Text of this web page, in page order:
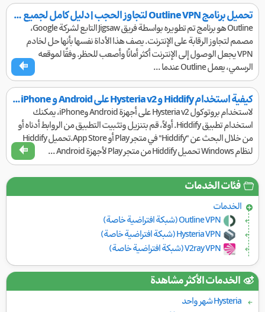
تحميل برنامج Outline VPN لتجاوز الحجب | دليل كامل لجميع الأنظمة
Outline هو برنامج تم تطويره بواسطة فريق Jigsaw التابع لشركة Google،
مصمم لتجاوز الرقابة على الإنترنت. يصف هذا الأداة نفسها بأنها حل لخادم
VPN يجعل الوصول إلى الإنترنت أكثر أمانًا وأصعب للحظر. وفقًا لموقعه
الرسمي، يعمل Outline عندما ...
كيفية استخدام Hiddify و Hysteria v2 على Android و iPhone | دليل شامل من NetShekan
لاستخدام بروتوكول Hysteria v2 على أجهزة Android وiPhone، يمكنك
استخدام تطبيق Hiddify. أولاً، قم بتنزيل وتثبيت التطبيق من الروابط أدناه أو
من خلال البحث عن "Hiddify" في متجر Play أو App Store.تحميل Hiddify
لنظام Windows تحميل Hiddify من متجر Play لأجهزة Android ...
فئات الخدمات
الخدمات
Outline VPN (شبكة افتراضية خاصة)
Hysteria VPN (شبكة افتراضية خاصة)
V2ray VPN (شبكة افتراضية خاصة)
الخدمات الأكثر مشاهدة
Hysteria شهر واحد